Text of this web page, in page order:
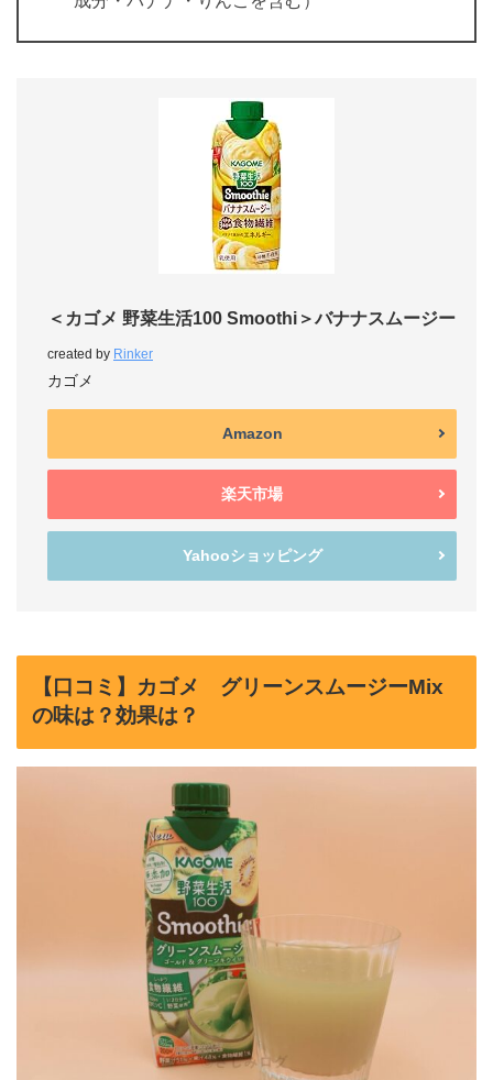
＜カゴメ 野菜生活100 Smoothi＞バナナスムージー
created by Rinker
カゴメ
Amazon
楽天市場
Yahooショッピング
【口コミ】カゴメ グリーンスムージーMix
の味は？効果は？